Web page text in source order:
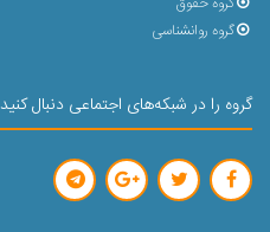
گروه روانشناسی
گروه را در شبکه‌های اجتماعی دنبال کنید